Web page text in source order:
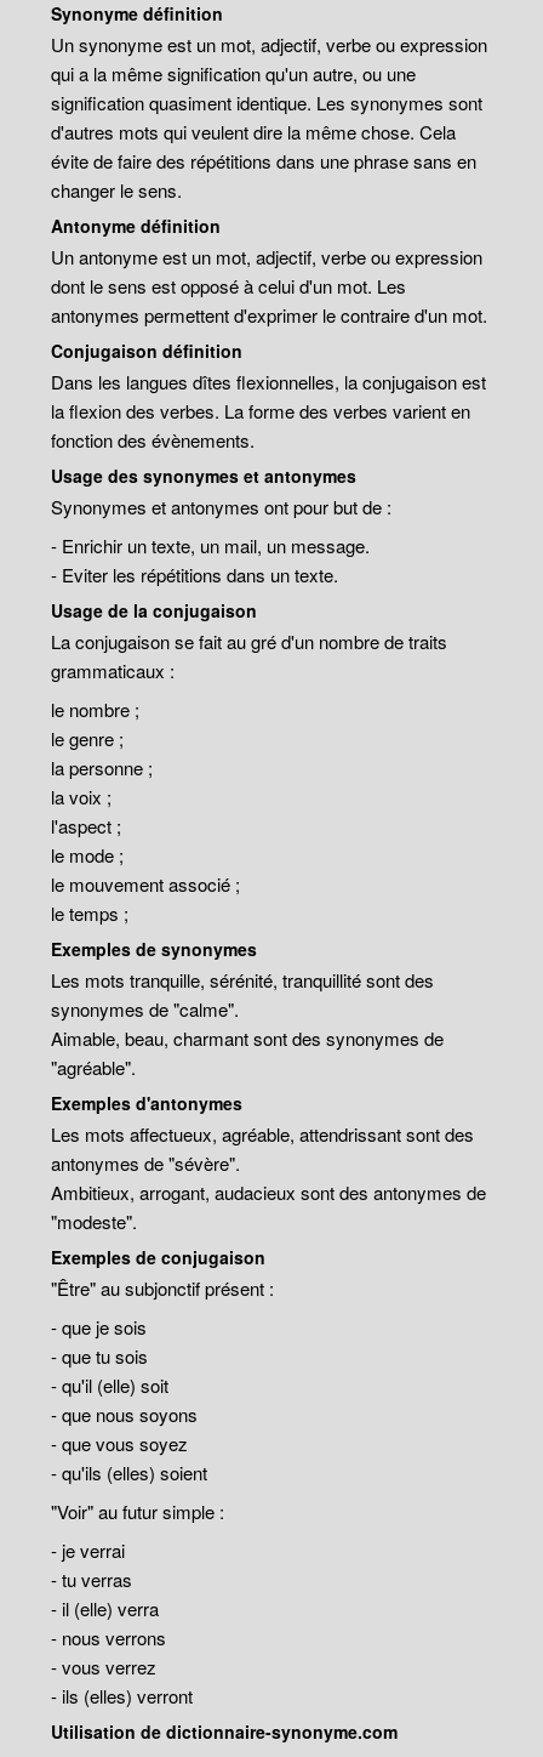
Synonyme définition
Un synonyme est un mot, adjectif, verbe ou expression
qui a la même signification qu'un autre, ou une
signification quasiment identique. Les synonymes sont
d'autres mots qui veulent dire la même chose. Cela
évite de faire des répétitions dans une phrase sans en
changer le sens.
Antonyme définition
Un antonyme est un mot, adjectif, verbe ou expression
dont le sens est opposé à celui d'un mot. Les
antonymes permettent d'exprimer le contraire d'un mot.
Conjugaison définition
Dans les langues dîtes flexionnelles, la conjugaison est
la flexion des verbes. La forme des verbes varient en
fonction des évènements.
Usage des synonymes et antonymes
Synonymes et antonymes ont pour but de :
- Enrichir un texte, un mail, un message.
- Eviter les répétitions dans un texte.
Usage de la conjugaison
La conjugaison se fait au gré d'un nombre de traits
grammaticaux :
le nombre ;
le genre ;
la personne ;
la voix ;
l'aspect ;
le mode ;
le mouvement associé ;
le temps ;
Exemples de synonymes
Les mots tranquille, sérénité, tranquillité sont des
synonymes de "calme".
Aimable, beau, charmant sont des synonymes de
"agréable".
Exemples d'antonymes
Les mots affectueux, agréable, attendrissant sont des
antonymes de "sévère".
Ambitieux, arrogant, audacieux sont des antonymes de
"modeste".
Exemples de conjugaison
"Être" au subjonctif présent :
- que je sois
- que tu sois
- qu'il (elle) soit
- que nous soyons
- que vous soyez
- qu'ils (elles) soient
"Voir" au futur simple :
- je verrai
- tu verras
- il (elle) verra
- nous verrons
- vous verrez
- ils (elles) verront
Utilisation de dictionnaire-synonyme.com